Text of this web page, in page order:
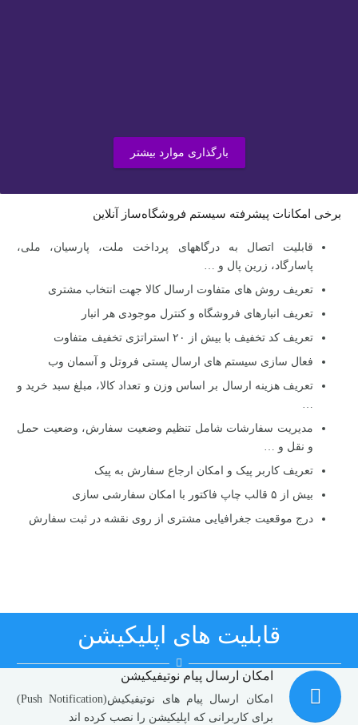
بارگذاری موارد بیشتر
برخی امکانات پیشرفته سیستم فروشگاه‌ساز آنلاین
قابلیت اتصال به درگاههای پرداخت ملت، پارسیان، ملی،
پاسارگاد، زرین پال و …
تعریف روش های متفاوت ارسال کالا جهت انتخاب مشتری
تعریف انبارهای فروشگاه و کنترل موجودی هر انبار
تعریف کد تخفیف با بیش از ۲۰ استراتژی تخفیف متفاوت
فعال سازی سیستم های ارسال پستی فروتل و آسمان وب
تعریف هزینه ارسال بر اساس وزن و تعداد کالا، مبلغ سبد خرید و
مدیریت سفارشات شامل تنظیم وضعیت سفارش، وضعیت حمل
و نقل و …
تعریف کاربر پیک و امکان ارجاع سفارش به پیک
بیش از ۵ قالب چاپ فاکتور با امکان سفارشی سازی
درج موقعیت جغرافیایی مشتری از روی نقشه در ثبت سفارش
قابلیت های اپلیکیشن
امکان ارسال پیام نوتیفیکیشن
امکان ارسال پیام های نوتیفیکیش(Push Notification)
برای کاربرانی که اپلیکیشن را نصب کرده اند